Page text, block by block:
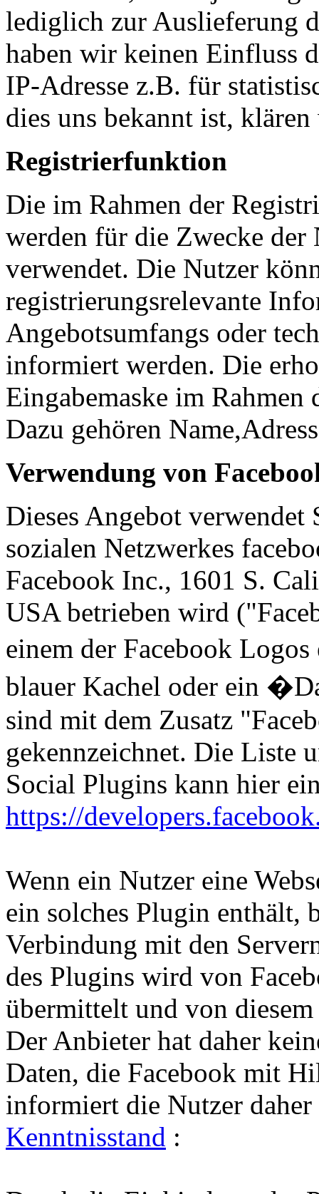
lediglich zur Auslieferung
haben wir keinen Einfluss
IP-Adresse z.B. für
dies uns bekannt ist,
Registrierfunktion
Die im Rahmen der
werden für die Zwecke der
verwendet. Die Nutzer
registrierungsrelevante
Angebotsumfangs oder
informiert werden. Die
Eingabemaske im
Dazu gehören
Verwendung von
Dieses Angebot
sozialen Netzwerkes
Facebook Inc., 1601 S.
USA betrieben wird
einem der Facebook
blauer Kachel oder ein
sind mit dem Zusatz
gekennzeichnet. Die Liste
Social Plugins kann hier
https://
Wenn ein Nutzer eine
ein solches Plugin enthält,
Verbindung mit den
des Plugins wird von
übermittelt und von
Der Anbieter hat daher
Daten, die Facebook mit
informiert die Nutzer daher
Kenntnisstand :